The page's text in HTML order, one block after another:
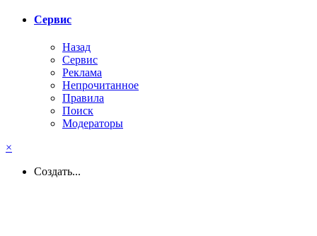
Сервис
Назад
Сервис
Реклама
Непрочитанное
Правила
Поиск
Модераторы
×
Создать...